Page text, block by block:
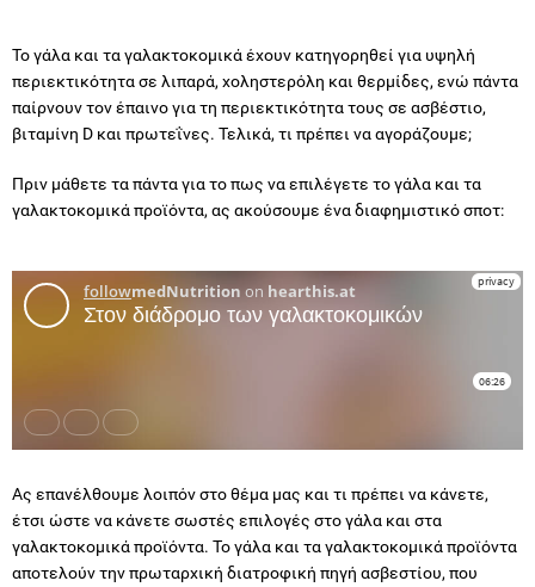
Το γάλα και τα γαλακτοκομικά έχουν κατηγορηθεί για υψηλή
περιεκτικότητα σε λιπαρά, χοληστερόλη και θερμίδες, ενώ πάντα
παίρνουν τον έπαινο για τη περιεκτικότητα τους σε ασβέστιο,
βιταμίνη D και πρωτεΐνες. Τελικά, τι πρέπει να αγοράζουμε;
Πριν μάθετε τα πάντα για το πως να επιλέγετε το γάλα και τα
γαλακτοκομικά προϊόντα, ας ακούσουμε ένα διαφημιστικό σποτ:
Ας επανέλθουμε λοιπόν στο θέμα μας και τι πρέπει να κάνετε,
έτσι ώστε να κάνετε σωστές επιλογές στο γάλα και στα
γαλακτοκομικά προϊόντα. Το γάλα και τα γαλακτοκομικά προϊόντα
αποτελούν την πρωταρχική διατροφική πηγή ασβεστίου, που